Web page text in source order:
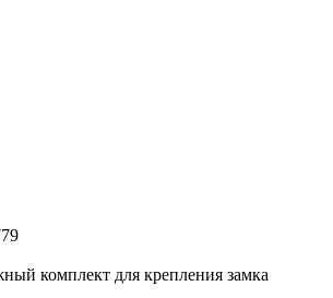
комплект для крепления замка